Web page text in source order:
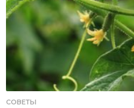
СОВЕТЫ